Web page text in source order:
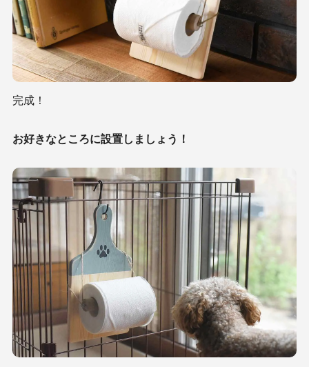
完成！
お好きなところに設置しましょう！